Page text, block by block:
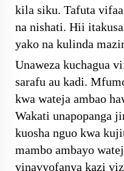
kila siku. Tafuta
na nishati. Hii
yako na kulinda
Unaweza kuchagua
sarafu au kadi.
kwa wateja ambao
Wakati unapopanga
kuosha nguo kwa
mambo ambayo
vinavyofanya kazi